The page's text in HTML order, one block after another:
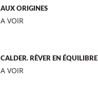
AUX ORIGINES
A VOIR
CALDER. RÊVER EN ÉQUILIBRE
A VOIR